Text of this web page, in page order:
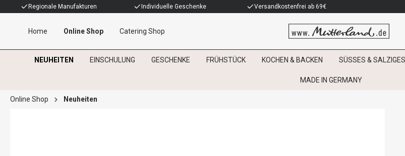
Regionale Manufakturen Individuelle Geschenke Versandkostenfrei ab 69€
Home Online Shop Catering Shop
NEUHEITEN EINSCHULUNG GESCHENKE FRÜHSTÜCK KOCHEN & BACKEN SÜSSES & SALZIGES
MADE IN GERMANY
Online Shop Neuheiten